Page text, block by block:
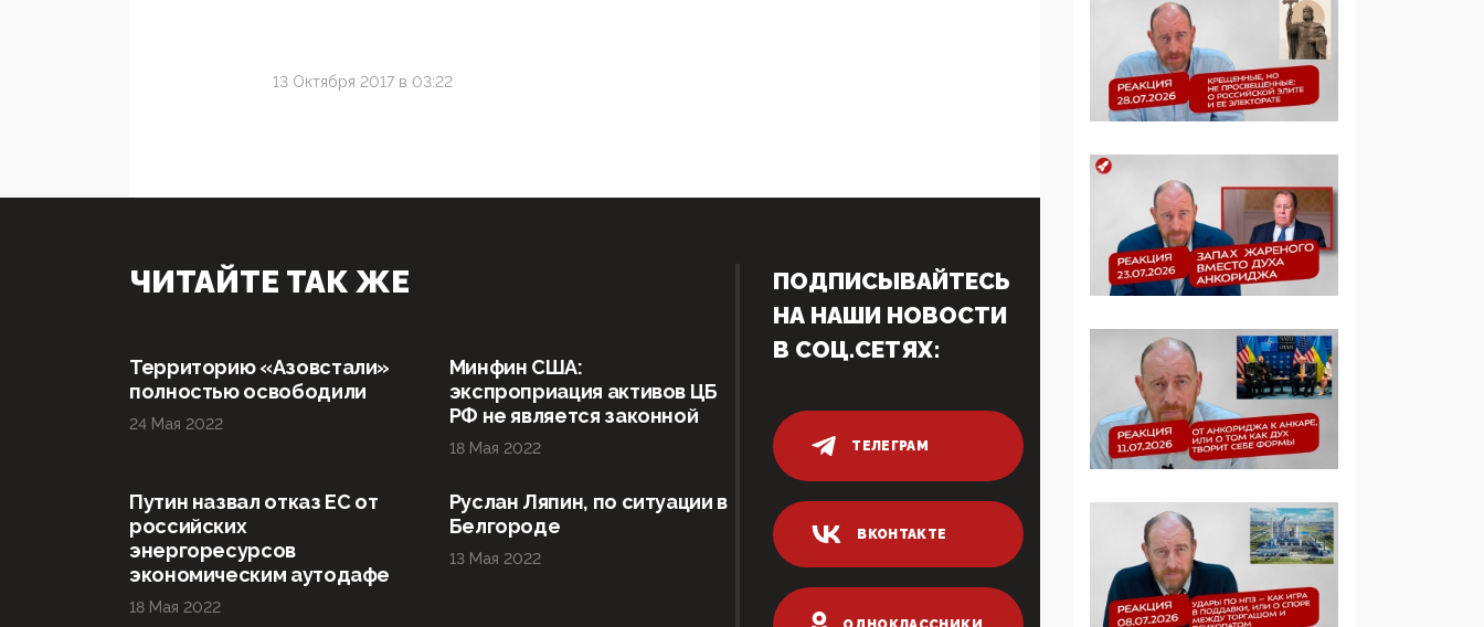
13 Октября 2017 в 03:22
экстремистскую
деятельность ИИТО
ЮНЕСКО в России, но
цифроглобалисты
продолжают
определять повестку в
образовании
09:43, 01 Июня 2026
5G за счет здоровья
граждан: Минцифры
намерено отобрать у
муниципалитетов право
защищать жилые дома
и социальные объекты
от ЭМИ
05:58, 26 Мая 2026
освободили от борца с
деструктивным и
опасным контентом
07:39, 25 Мая 2026
ЧИТАЙТЕ ТАК ЖЕ
Территорию «Азовстали»
полностью освободили
24 Мая 2022
Минфин США:
экспроприация активов ЦБ
РФ не является законной
18 Мая 2022
Путин назвал отказ ЕС от
российских
энергоресурсов
экономическим аутодафе
18 Мая 2022
Руслан Ляпин, по ситуации в
Белгороде
13 Мая 2022
ПОДПИСЫВАЙТЕСЬ
НА НАШИ НОВОСТИ
В СОЦ.СЕТЯХ:
ТЕЛЕГРАМ
ВКОНТАКТЕ